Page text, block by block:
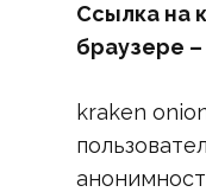
Ссылка на
браузере –
kraken